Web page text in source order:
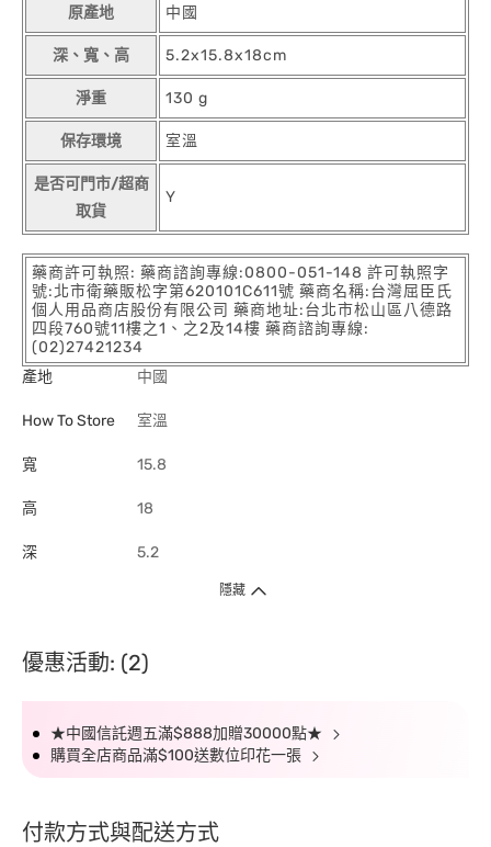
原產地 中國
深、寬、高 5.2x15.8x18cm
淨重 130 g
保存環境 室溫
是否可門市/超商
取貨
Y
藥商許可執照: 藥商諮詢專線:0800-051-148 許可執照字
號:北市衛藥販松字第620101C611號 藥商名稱:台灣屈臣氏
個人用品商店股份有限公司 藥商地址:台北市松山區八德路
四段760號11樓之1、之2及14樓 藥商諮詢專線:
(02)27421234
產地
中國
How To Store 室溫
寬 15.8
高 18
深 5.2
隱藏
優惠活動: (2)
★中國信託週五滿$888加贈30000點★
購買全店商品滿$100送數位印花一張
付款方式與配送方式